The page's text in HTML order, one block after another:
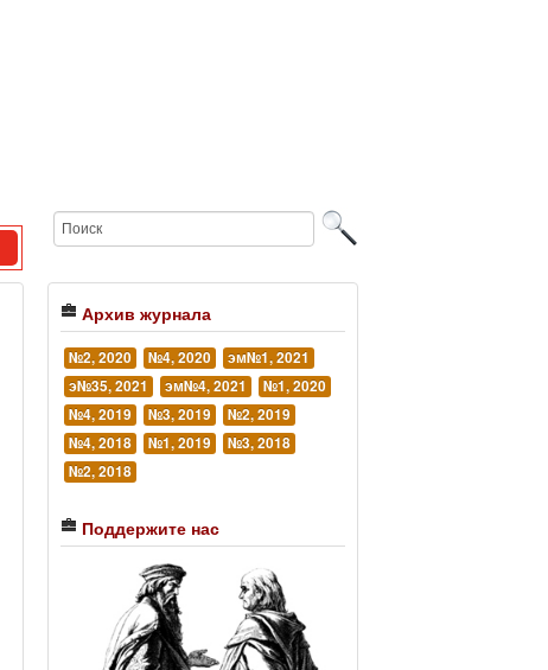
Архив журнала
№2, 2020 №4, 2020
эм№1, 2021
э№35, 2021
эм№4, 2021
№1, 2020
№4, 2019
№3, 2019
№2, 2019
№4, 2018
№1, 2019
№3, 2018
№2, 2018
Поддержите нас